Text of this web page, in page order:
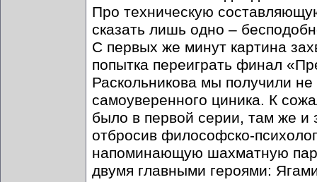
Про техническую
сказать лишь одно –
С первых же минут картина
попытка переиграть финал
Раскольникова мы получили
самоуверенного циника. К
было в первой серии, там же и
отбросив философско-
напоминающую шахматную
двумя главными героями: